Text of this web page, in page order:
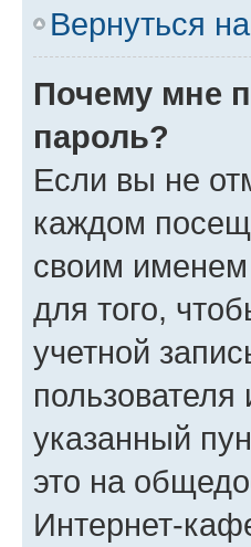
Вернуться
Почему мне
пароль?
Если вы не
каждом
своим
для того,
учетной
указанный
это на
Интернет-